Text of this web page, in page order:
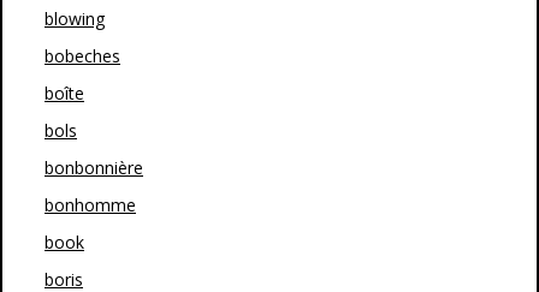
blowing
bobeches
boîte
bols
bonbonnière
bonhomme
book
boris